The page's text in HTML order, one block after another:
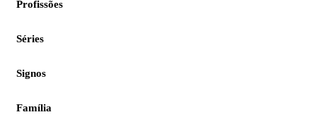
Profissões
Séries
Signos
Família